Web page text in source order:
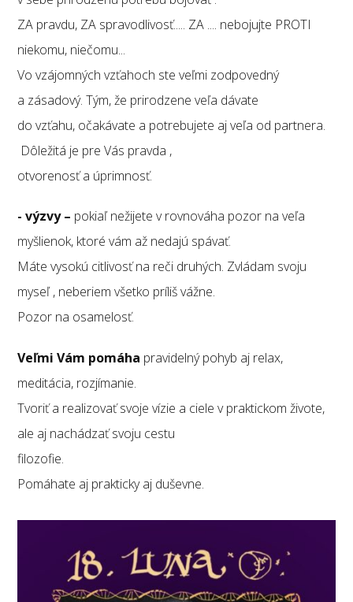
ZA pravdu, ZA spravodlivosť..... ZA .... nebojujte PROTI
niekomu, niečomu...
Vo vzájomných vzťahoch ste veľmi zodpovedný
a zásadový. Tým, že prirodzene veľa dávate
do vzťahu, očakávate a potrebujete aj veľa od partnera.
Dôležitá je pre Vás pravda ,
otvorenosť a úprimnosť.
- výzvy – pokiaľ nežijete v rovnováha pozor na veľa
myšlienok, ktoré vám až nedajú spávať.
Máte vysokú citlivosť na reči druhých. Zvládam svoju
myseľ , neberiem všetko príliš vážne.
Pozor na osamelosť.
Veľmi Vám pomáha pravidelný pohyb aj relax,
meditácia, rozjímanie.
Tvoriť a realizovať svoje vízie a ciele v praktickom živote,
ale aj nachádzať svoju cestu
filozofie.
Pomáhate aj prakticky aj duševne.